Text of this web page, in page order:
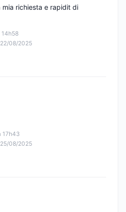
08/2025
richiesta e rapidit di
17h43
08/2025